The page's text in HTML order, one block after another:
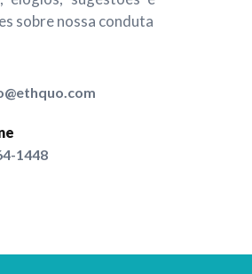
sobre nossa conduta
1448